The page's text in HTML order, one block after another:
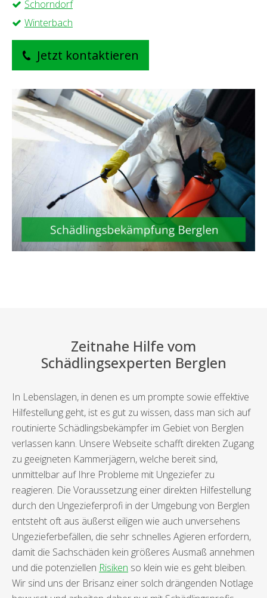
Schorndorf
Winterbach
Jetzt kontaktieren
Zeitnahe Hilfe vom
Schädlingsexperten Berglen
In Lebenslagen, in denen es um prompte sowie effektive
Hilfestellung geht, ist es gut zu wissen, dass man sich auf
routinierte Schädlingsbekämpfer im Gebiet von Berglen
verlassen kann. Unsere Webseite schafft direkten Zugang
zu geeigneten Kammerjägern, welche bereit sind,
unmittelbar auf Ihre Probleme mit Ungeziefer zu
reagieren. Die Voraussetzung einer direkten Hilfestellung
durch den Ungezieferprofi in der Umgebung von Berglen
entsteht oft aus äußerst eiligen wie auch unversehens
Ungezieferbefällen, die sehr schnelles Agieren erfordern,
damit die Sachschäden kein größeres Ausmaß annehmen
und die potenziellen Risiken so klein wie es geht bleiben.
Wir sind uns der Brisanz einer solch drängenden Notlage